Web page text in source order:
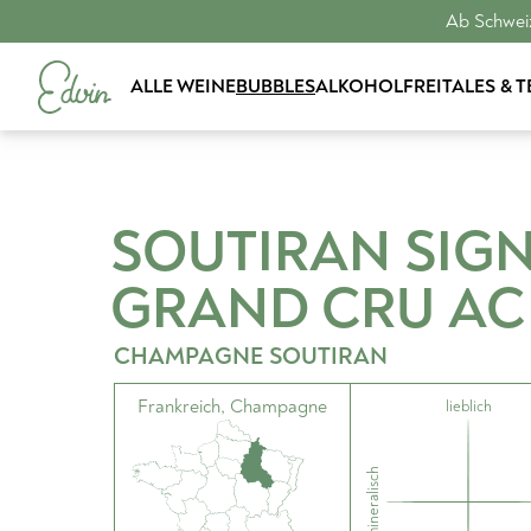
Ab
ALLE WEINEBUBBLESALKOHOLFREITALES &
SOUTIRAN
GRAND CRU AC
CHAMPAGNE SOUTIRAN
Frankreich, Champagne lieblich
mineralisch